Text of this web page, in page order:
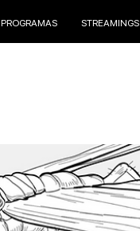
PROGRAMAS STREAMINGS